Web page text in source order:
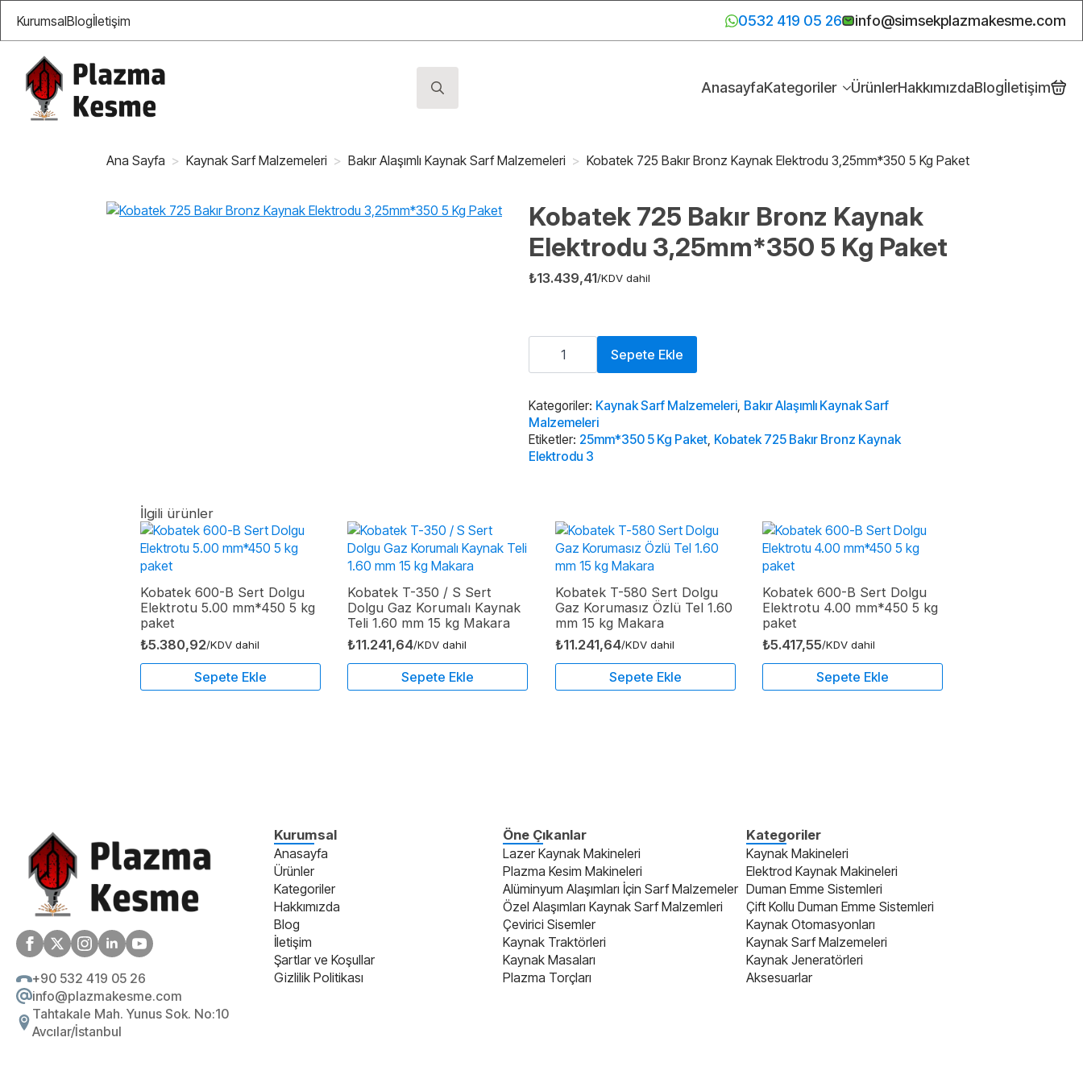
KurumsalBlogİletişim 0532 419 05 26 info@simsekplazmakesme.com
AnasayfaKategoriler ÜrünlerHakkımızdaBlogİletişim
Ana Sayfa Kaynak Sarf Malzemeleri Bakır Alaşımlı Kaynak Sarf Malzemeleri Kobatek 725 Bakır Bronz Kaynak Elektrodu 3,25mm*350 5 Kg Paket
Kobatek 725 Bakır Bronz Kaynak
Elektrodu 3,25mm*350 5 Kg Paket
₺13.439,41/KDV dahil
Kobatek
Elektrodu
3,25mm*350
5
Kg
Paket
Sepete Ekle
Kategoriler: Kaynak Sarf Malzemeleri, Bakır Alaşımlı Kaynak Sarf
Malzemeleri
Etiketler: 25mm*350 5 Kg Paket, Kobatek 725 Bakır Bronz Kaynak
Elektrodu 3
İlgili ürünler
Kobatek 600-B Sert Dolgu
Elektrotu 5.00 mm*450 5 kg
paket
₺5.380,92/KDV dahil
Sepete Ekle
Kobatek T-350 / S Sert
Dolgu Gaz Korumalı Kaynak
Teli 1.60 mm 15 kg Makara
₺11.241,64/KDV dahil
Sepete Ekle
Kobatek T-580 Sert Dolgu
Gaz Korumasız Özlü Tel 1.60
mm 15 kg Makara
₺11.241,64/KDV dahil
Sepete Ekle
Kobatek 600-B Sert Dolgu
Elektrotu 4.00 mm*450 5 kg
paket
₺5.417,55/KDV dahil
Sepete Ekle
+90 532 419 05 26
info@plazmakesme.com
Tahtakale Mah. Yunus Sok. No:10
Avcılar/İstanbul
Kurumsal
Anasayfa
Ürünler
Kategoriler
Hakkımızda
Blog
İletişim
Şartlar ve Koşullar
Gizlilik Politikası
Öne Çıkanlar
Lazer Kaynak Makineleri
Plazma Kesim Makineleri
Alüminyum Alaşımları İçin Sarf Malzemeler
Özel Alaşımları Kaynak Sarf Malzemleri
Çevirici Sisemler
Kaynak Traktörleri
Kaynak Masaları
Plazma Torçları
Kategoriler
Kaynak Makineleri
Elektrod Kaynak Makineleri
Duman Emme Sistemleri
Çift Kollu Duman Emme Sistemleri
Kaynak Otomasyonları
Kaynak Sarf Malzemeleri
Kaynak Jeneratörleri
Aksesuarlar